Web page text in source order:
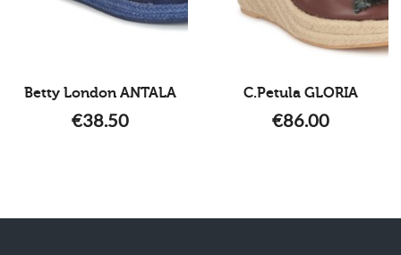
Betty London ANTALA
€38.50
C.Petula GLORIA
€86.00